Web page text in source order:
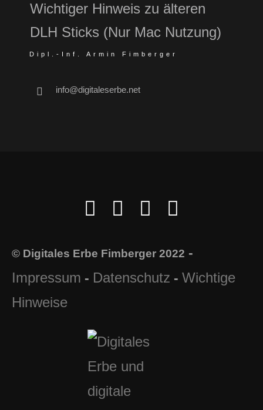
Wichtiger Hinweis zu älteren
DLH Sticks (Nur Mac Nutzung)
Dipl.-Inf. Armin Fimberger
info@digitaleserbe.net
© Digitales Erbe Fimberger 2022 -
Impressum - Datenschutz - Wichtige
Hinweise